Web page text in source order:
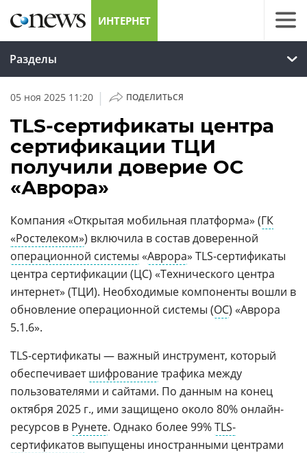
ИНТЕРНЕТ
Разделы
05 ноя 2025 11:20 | ПОДЕЛИТЬСЯ
TLS-сертификаты центра
сертификации ТЦИ
получили доверие ОС
«Аврора»
Компания «Открытая мобильная платформа» (ГК
«Ростелеком») включила в состав доверенной
операционной системы «Аврора» TLS-сертификаты
центра сертификации (ЦС) «Технического центра
интернет» (ТЦИ). Необходимые компоненты вошли в
обновление операционной системы (ОС) «Аврора
5.1.6».
TLS-сертификаты — важный инструмент, который
обеспечиваетшифрованиетрафика между
пользователями и сайтами. По данным на конец
октября 2025 г., ими защищено около 80% онлайн-
ресурсов в Рунете. Однако более 99%TLS-
сертификатов выпущены иностранными центрами